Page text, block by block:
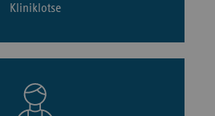
Kliniklotse